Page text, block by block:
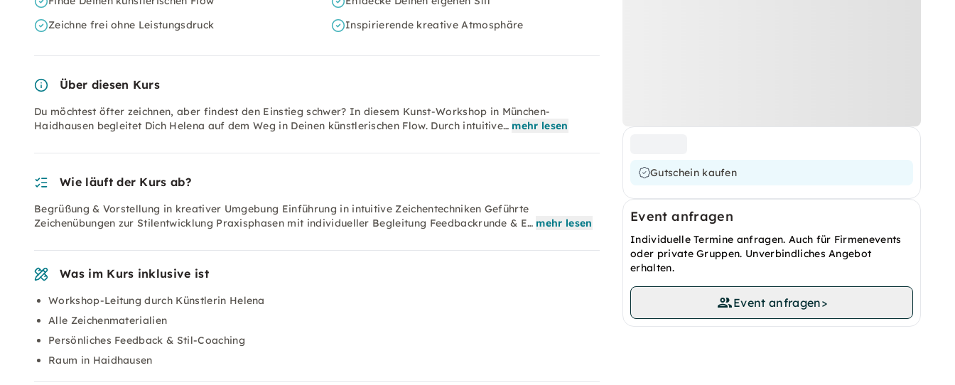
Gutschein kaufen
Event anfragen
Individuelle Termine anfragen. Auch für Firmenevents
oder private Gruppen. Unverbindliches Angebot
erhalten.
Event anfragen>
Zeichne frei ohne Leistungsdruck
Inspirierende kreative Atmosphäre
Über diesen Kurs
Du möchtest öfter zeichnen, aber findest den Einstieg schwer? In diesem Kunst-Workshop in München-
Haidhausen begleitet Dich Helena auf dem Weg in Deinen künstlerischen Flow. Durch intuitive… mehr lesen
Wie läuft der Kurs ab?
Begrüßung & Vorstellung in kreativer Umgebung Einführung in intuitive Zeichentechniken Geführte
Zeichenübungen zur Stilentwicklung Praxisphasen mit individueller Begleitung Feedbackrunde & E… mehr lesen
Was im Kurs inklusive ist
Workshop-Leitung durch Künstlerin Helena
Alle Zeichenmaterialien
Persönliches Feedback & Stil-Coaching
Raum in Haidhausen